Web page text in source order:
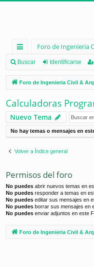
nl
ac
es
rá
pi
d
os
Foro de Ingenieria
Buscar Identificarse
Foro de Ingenieria Civil &
Calculadoras
Nuevo Tema
No hay temas o mensajes en
Volver a Índice general
Permisos del foro
No puedes abrir nuevos temas en
No puedes responder a temas en
No puedes editar sus mensajes en
No puedes borrar sus mensajes en
No puedes enviar adjuntos en este
Foro de Ingenieria Civil &